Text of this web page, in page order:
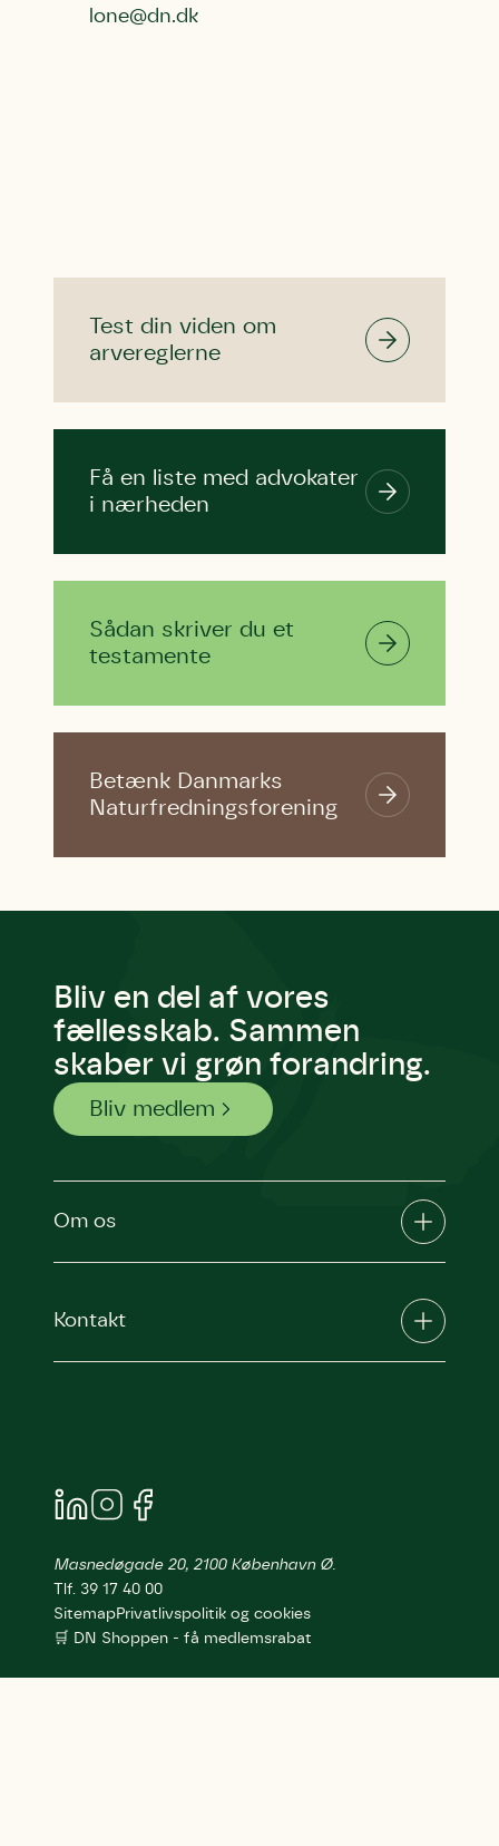
lone@dn.dk
Test din viden om
arvereglerne
Få en liste med advokater
i nærheden
Sådan skriver du et
testamente
Betænk Danmarks
Naturfredningsforening
Bliv en del af vores
fællesskab. Sammen
skaber vi grøn forandring.
Bliv medlem
Om os
Kontakt
Masnedøgade 20, 2100 København Ø.
Tlf. 39 17 40 00
SitemapPrivatlivspolitik og cookies
🛒 DN Shoppen - få medlemsrabat